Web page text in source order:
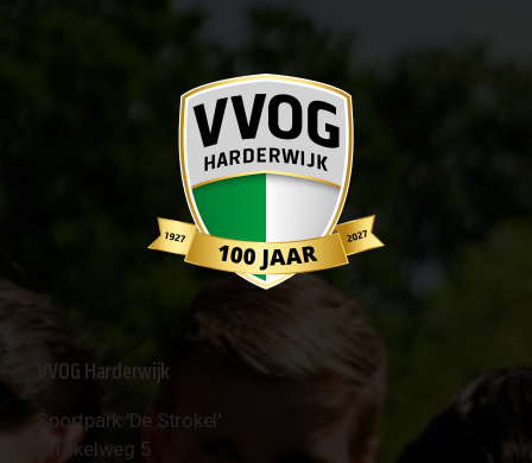
VVOG Harderwijk
Sportpark 'De Strokel'
Strokelweg 5